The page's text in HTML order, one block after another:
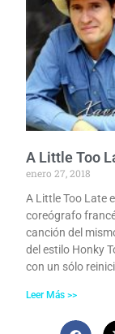
A Little Too
enero 27, 2018
A Little Too Late
coreógrafo
canción del
del estilo Honky
con un sólo
Leer Más >>